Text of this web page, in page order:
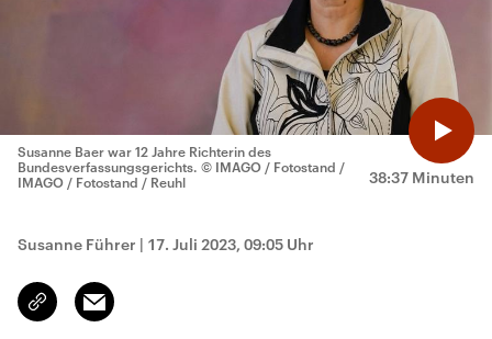
38:37 Minuten
Susanne Baer war 12 Jahre Richterin des
Bundesverfassungsgerichts. © IMAGO / Fotostand /
IMAGO / Fotostand / Reuhl
Susanne Führer | 17. Juli 2023, 09:05 Uhr
Link
kopieren/teilen
Email